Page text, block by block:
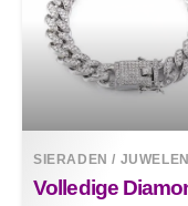
SIERADEN / JUWELEN